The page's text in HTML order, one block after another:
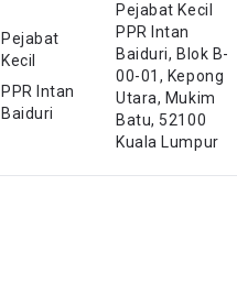
Pejabat
Kecil
PPR Intan
Baiduri
Pejabat Kecil
PPR Intan
Baiduri, Blok B-
00-01, Kepong
Utara, Mukim
Batu, 52100
Kuala Lumpur